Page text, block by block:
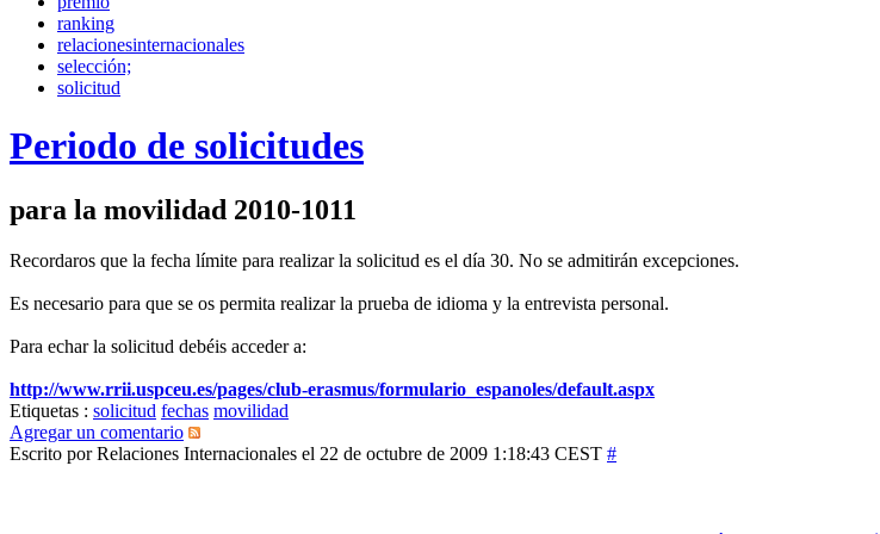
ranking
relacionesinternacionales
selección;
solicitud
Periodo de solicitudes
para la movilidad 2010-1011
Recordaros que la fecha límite para realizar la solicitud es el día 30. No se admitirán excepciones.
Es necesario para que se os permita realizar la prueba de idioma y la entrevista personal.
Para echar la solicitud debéis acceder a:
http://www.rrii.uspceu.es/pages/club-erasmus/formulario_espanoles/default.aspx
Etiquetas : solicitud fechas movilidad
Agregar un comentario
Escrito por Relaciones Internacionales el 22 de octubre de 2009 1:18:43 CEST #